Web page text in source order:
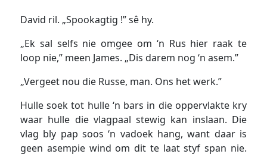
David ril. „Spookagtig !” sê hy.
„Ek sal selfs nie omgee om ‘n Rus hier raak te
loop nie,” meen James. „Dis darem nog ‘n asem.”
„Vergeet nou die Russe, man. Ons het werk.”
Hulle soek tot hulle ‘n bars in die oppervlakte kry
waar hulle die vlagpaal stewig kan inslaan. Die
vlag bly pap soos ‘n vadoek hang, want daar is
geen asempie wind om dit te laat styf span nie.